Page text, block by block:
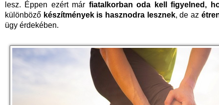
lesz. Éppen ezért már fiatalkorban oda kell figyelned,
különböző készítmények is hasznodra lesznek, de az
ügy érdekében.